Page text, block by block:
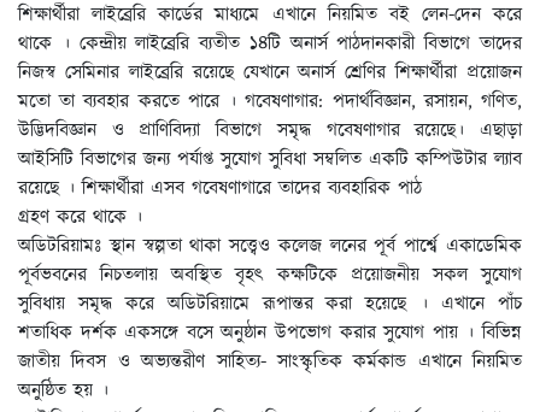
শিক্ষার্থীরা লাইব্রেরি কার্ডের মাধ্যমে এখানে নিয়মিত বই লেন-দেন করে
থাকে । কেন্দ্রীয় লাইব্রেরি ব্যতীত ১৪টি অনার্স পাঠদানকারী বিভাগে তাদের
নিজস্ব সেমিনার লাইব্রেরি রয়েছে যেখানে অনার্স শ্রেণির শিক্ষার্থীরা প্রয়োজন
মতো তা ব্যবহার করতে পারে । গবেষণাগার: পদার্থবিজ্ঞান, রসায়ন, গণিত,
উদ্ভিদবিজ্ঞান ও প্রাণিবিদ্যা বিভাগে সমৃদ্ধ গবেষণাগার রয়েছে। এছাড়া
আইসিটি বিভাগের জন্য পর্যাপ্ত সুযোগ সুবিধা সম্বলিত একটি কম্পিউটার ল্যাব
রয়েছে । শিক্ষার্থীরা এসব গবেষণাগারে তাদের ব্যবহারিক পাঠ
গ্রহণ করে থাকে ।
অডিটরিয়ামঃ স্থান স্বল্পতা থাকা সত্ত্বেও কলেজ লনের পূর্ব পার্শ্বে একাডেমিক
পূর্বভবনের নিচতলায় অবস্থিত বৃহৎ কক্ষটিকে প্রয়োজনীয় সকল সুযোগ
সুবিধায় সমৃদ্ধ করে অডিটরিয়ামে রূপান্তর করা হয়েছে । এখানে পাঁচ
শতাধিক দর্শক একসঙ্গে বসে অনুষ্ঠান উপভোগ করার সুযোগ পায় । বিভিন্ন
জাতীয় দিবস ও অভ্যন্তরীণ সাহিত্য- সাংস্কৃতিক কর্মকান্ড এখানে নিয়মিত
অনুষ্ঠিত হয় ।